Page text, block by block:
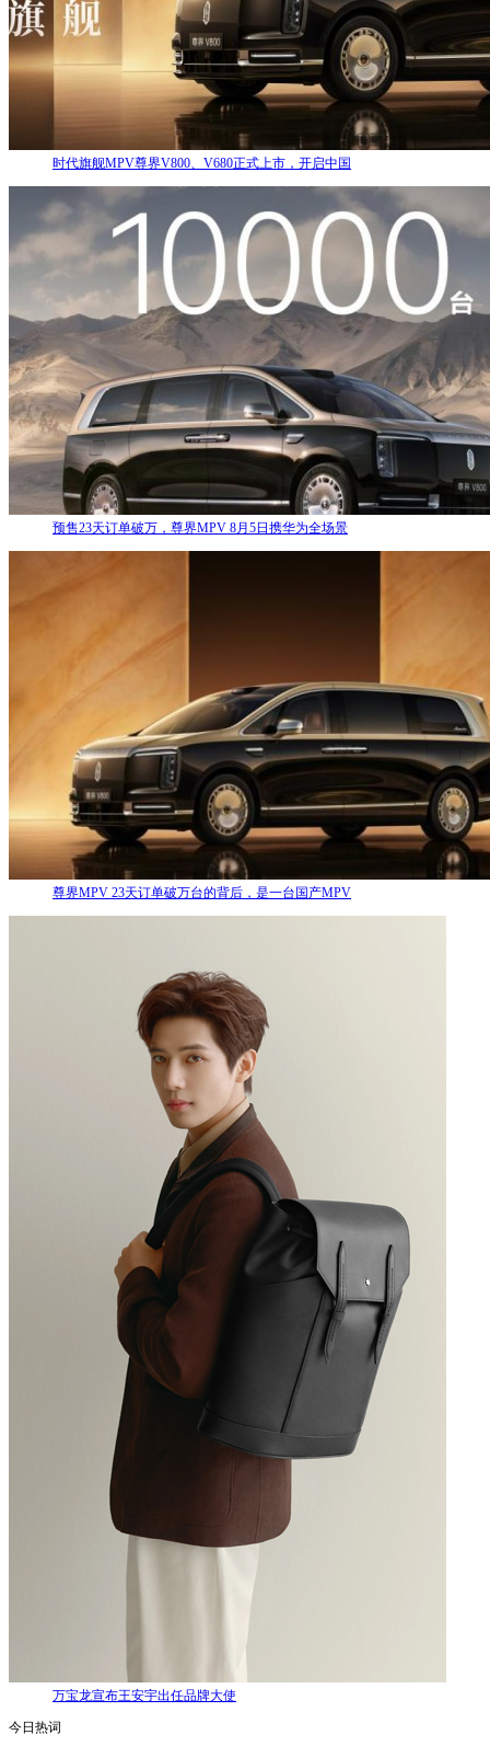
时代旗舰MPV尊界V800、V680正式上市，开启中国
预售23天订单破万，尊界MPV 8月5日携华为全场景
尊界MPV 23天订单破万台的背后，是一台国产MPV
万宝龙宣布王安宇出任品牌大使
今日热词